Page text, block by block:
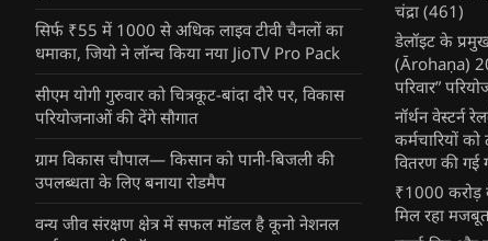
सिर्फ ₹55 में 1000 से अधिक लाइव टीवी चैनलों का
धमाका, जियो ने लॉन्च किया नया JioTV Pro Pack
सीएम योगी गुरुवार को चित्रकूट-बांदा दौरे पर, विकास
परियोजनाओं की देंगे सौगात
ग्राम विकास चौपाल— किसान को पानी-बिजली की
उपलब्धता के लिए बनाया रोडमैप
वन्य जीव संरक्षण क्षेत्र में सफल मॉडल है कूनो नेशनल
चंद्रा (461)
डेलॉइट के
(Ārohaṇa)
परिवार”
नॉर्थन वेस्टर्न
कर्मचारियों
वितरण की गई
₹1000 करोड़
मिल रहा